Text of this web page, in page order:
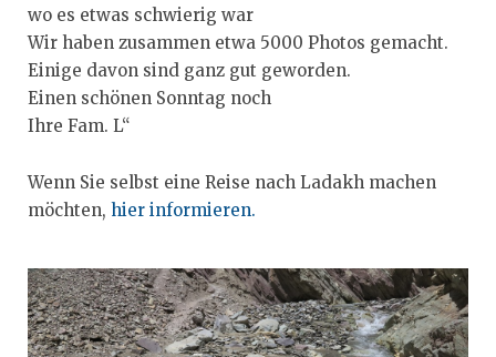
wo es etwas schwierig war
Wir haben zusammen etwa 5000 Photos gemacht.
Einige davon sind ganz gut geworden.
Einen schönen Sonntag noch
Ihre Fam. L“
Wenn Sie selbst eine Reise nach Ladakh machen
möchten, hier informieren.